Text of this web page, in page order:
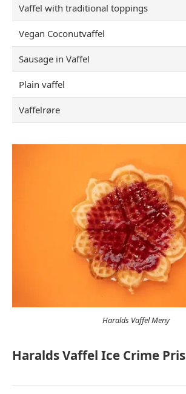
Vaffel with traditional toppings
Vegan Coconutvaffel
Sausage in Vaffel
Plain vaffel
Vaffelrøre
Haralds Vaffel Meny
Haralds Vaffel Ice Crime Pris